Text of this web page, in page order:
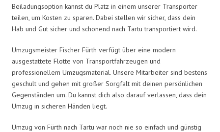
Beiladungsoption kannst du Platz in einem unserer Transporter
teilen, um Kosten zu sparen. Dabei stellen wir sicher, dass dein
Hab und Gut sicher und schonend nach Tartu transportiert wird.
Umzugsmeister Fischer Fürth verfügt über eine modern
ausgestattete Flotte von Transportfahrzeugen und
professionellem Umzugsmaterial. Unsere Mitarbeiter sind bestens
geschult und gehen mit großer Sorgfalt mit deinen persönlichen
Gegenständen um. Du kannst dich also darauf verlassen, dass dein
Umzug in sicheren Händen liegt.
Umzug von Fürth nach Tartu war noch nie so einfach und günstig